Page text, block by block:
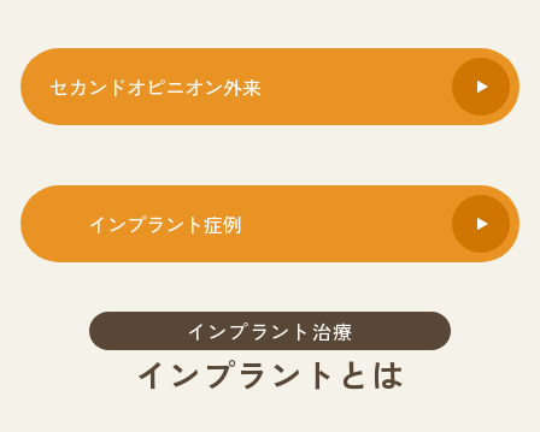
セカンドオピニオン外来
インプラント症例
インプラント治療
インプラントとは